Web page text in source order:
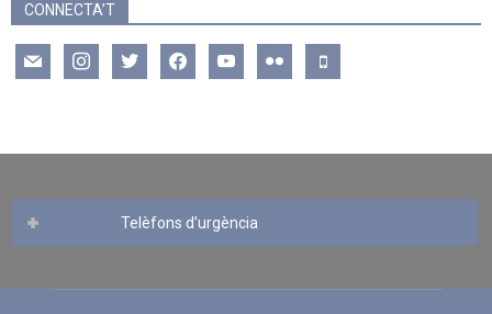
CONNECTA’T
mail instagramtwitter facebookyoutube flickr mobile
Telèfons d’urgència